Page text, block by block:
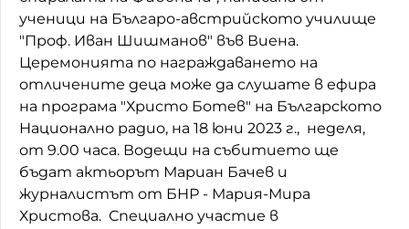
ученици на Българо-австрийското училище
"Проф. Иван Шишманов" във Виена.
Церемонията по награждаването на
отличените деца може да слушате в ефира
на програма "Христо Ботев" на Българското
Национално радио, на 18 юни 2023 г., неделя,
от 9.00 часа. Водещи на събитието ще
бъдат актьорът Мариан Бачев и
журналистът от БНР - Мария-Мира
Христова. Специално участие в